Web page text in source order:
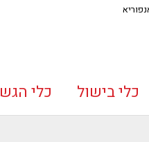
כלי בישול כלי